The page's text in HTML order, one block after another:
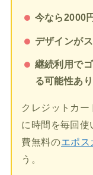
今なら2000
デザインが
継続利用で
る可能性あり
クレジットカ
に時間を毎回使
費無料のエポス
う。